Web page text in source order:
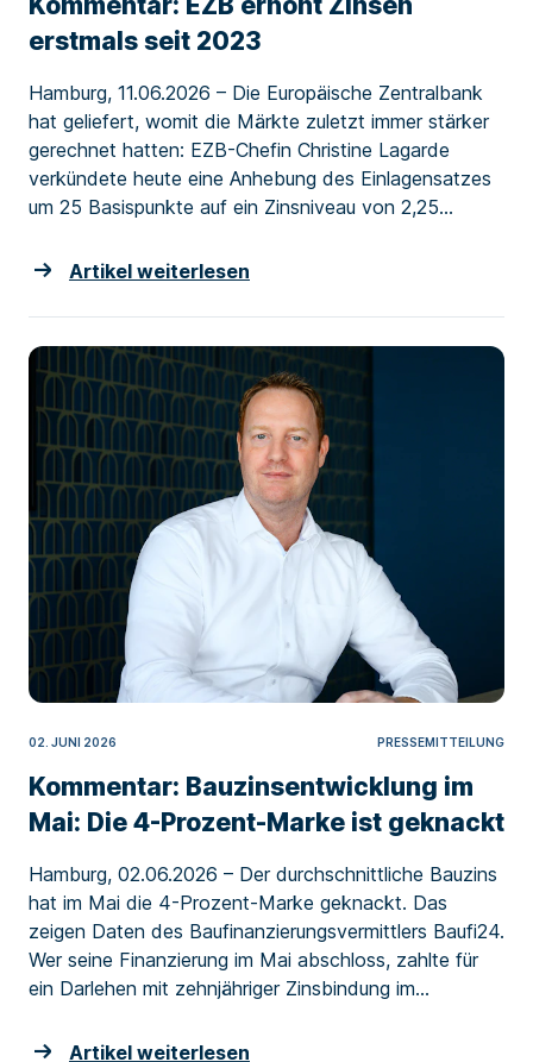
erstmals seit 2023
Hamburg, 11.06.2026 – Die Europäische Zentralbank
hat geliefert, womit die Märkte zuletzt immer stärker
gerechnet hatten: EZB-Chefin Christine Lagarde
verkündete heute eine Anhebung des Einlagensatzes
um 25 Basispunkte auf ein Zinsniveau von 2,25...
Artikel weiterlesen
02. JUNI 2026 PRESSEMITTEILUNG
Kommentar: Bauzinsentwicklung im
Mai: Die 4-Prozent-Marke ist geknackt
Hamburg, 02.06.2026 – Der durchschnittliche Bauzins
hat im Mai die 4-Prozent-Marke geknackt. Das
zeigen Daten des Baufinanzierungsvermittlers Baufi24.
Wer seine Finanzierung im Mai abschloss, zahlte für
ein Darlehen mit zehnjähriger Zinsbindung im...
Artikel weiterlesen